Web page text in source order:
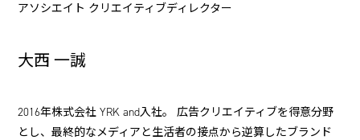
アソシエイト クリエイティブディレクター
大西 一誠
2016年株式会社 YRK and入社。 広告クリエイティブを得意分野
とし、最終的なメディアと生活者の接点から逆算したブランド